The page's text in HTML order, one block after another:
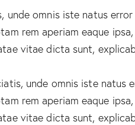
unde omnis iste natus
rem aperiam eaque
vitae dicta sunt,
unde omnis iste natus
rem aperiam eaque
vitae dicta sunt,